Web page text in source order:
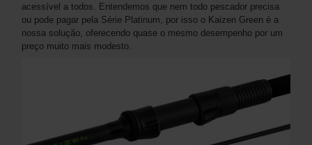
acessível a todos. Entendemos que nem todo pescador precisa
ou pode pagar pela Série Platinum, por isso o Kaizen Green é a
nossa solução, oferecendo quase o mesmo desempenho por um
preço muito mais modesto.